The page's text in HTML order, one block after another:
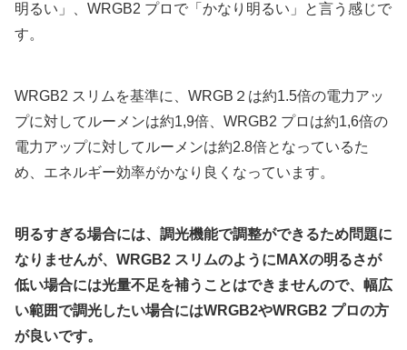
明るい」、WRGB2 プロで「かなり明るい」と言う感じで
す。
WRGB2 スリムを基準に、WRGB２は約1.5倍の電力アッ
プに対してルーメンは約1,9倍、WRGB2 プロは約1,6倍の
電力アップに対してルーメンは約2.8倍となっているた
め、エネルギー効率がかなり良くなっています。
明るすぎる場合には、調光機能で調整ができるため問題に
なりませんが、WRGB2 スリムのようにMAXの明るさが
低い場合には光量不足を補うことはできませんので、幅広
い範囲で調光したい場合にはWRGB2やWRGB2 プロの方
が良いです。